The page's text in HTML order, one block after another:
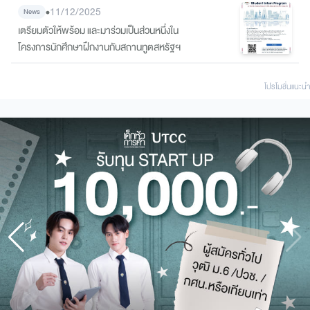
รางวัลที่ 2 จากการแข่งขันพากย์เสียงวิดีโอภาษา
จีน ระดับอุดมศึกษา
News •11/12/2025
เตรียมตัวให้พร้อม และมาร่วมเป็นส่วนหนึ่งใน
โครงการนักศึกษาฝึกงานกับสถานทูตสหรัฐฯ
โปรโมชั่นแนะนํา